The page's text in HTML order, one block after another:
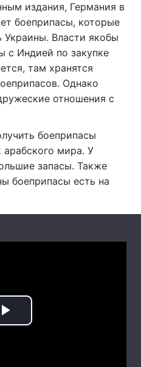
издания, Германия в
боеприпасы, которые
Власти якобы
с Индией по закупке
там хранятся
Однако
отношения с
боеприпасы
мира. У
запасы. Также
боеприпасы есть на